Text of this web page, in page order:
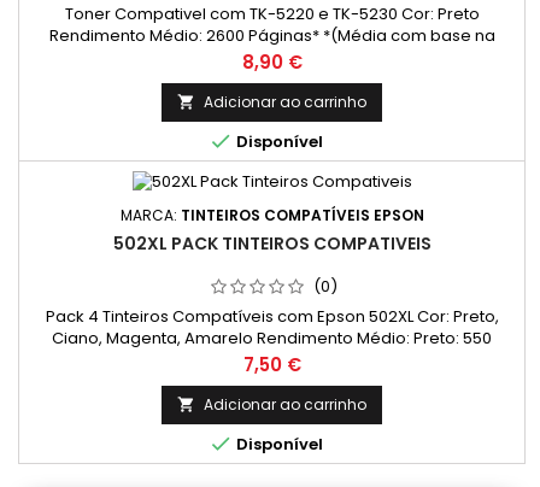
Toner Compativel com TK-5220 e TK-5230 Cor: Preto
Rendimento Médio: 2600 Páginas* *(Média com base na
norma ISO/IEC 24711 e impressão contínua. O rendimento real
varia consideravelmente com base no conteúdo das
páginas impressas e noutros factores.)
Preço
8,90 €
 Adicionar ao carrinho
 Disponível
MARCA: TINTEIROS COMPATÍVEIS EPSON
502XL PACK TINTEIROS COMPATIVEIS
(0)
Pack 4 Tinteiros Compatíveis com Epson 502XL Cor: Preto,
Ciano, Magenta, Amarelo Rendimento Médio: Preto: 550
Páginas* Cada cor: 470 Páginas* *(Média com base na
norma ISO/IEC 24711 e impressão contínua. O rendimento real
varia consideravelmente com base no conteúdo das
páginas impressas e noutros factores.)
Preço
7,50 €
 Adicionar ao carrinho
 Disponível